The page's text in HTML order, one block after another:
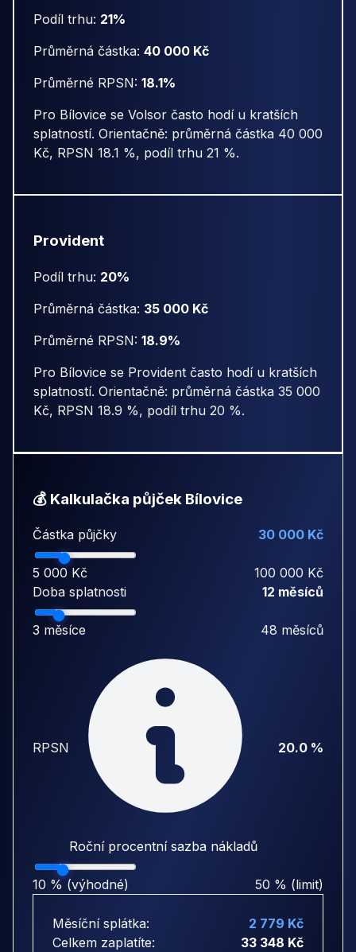
Podíl trhu: 21%
Průměrná částka: 40 000 Kč
Průměrné RPSN: 18.1%
Pro Bílovice se Volsor často hodí u kratších
splatností. Orientačně: průměrná částka 40 000
Kč, RPSN 18.1 %, podíl trhu 21 %.
Provident
Podíl trhu: 20%
Průměrná částka: 35 000 Kč
Průměrné RPSN: 18.9%
Pro Bílovice se Provident často hodí u kratších
splatností. Orientačně: průměrná částka 35 000
Kč, RPSN 18.9 %, podíl trhu 20 %.
💰 Kalkulačka půjček Bílovice
Částka půjčky 30 000 Kč
5 000 Kč
100 000 Kč
Doba splatnosti
12 měsíců
3 měsíce 48 měsíců
RPSN
Roční procentní sazba nákladů
20.0 %
10 % (výhodné) 50 % (limit)
Měsíční splátka:
2 779 Kč
Celkem zaplatíte:
33 348 Kč